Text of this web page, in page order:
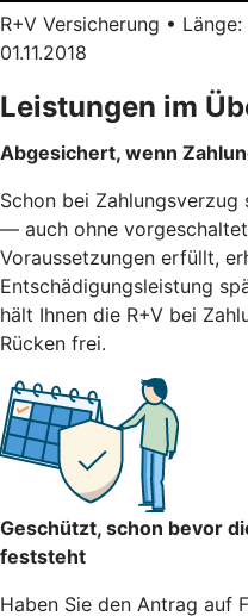
R+V Versicherung •
01.11.2018
Leistungen im
Abgesichert, wenn
Schon bei
— auch ohne
Voraussetzungen erfüllt,
Entschädigungsleistung
hält Ihnen die R+V bei
Rücken frei.
Geschützt, schon bevor
feststeht
Haben Sie den Antrag auf